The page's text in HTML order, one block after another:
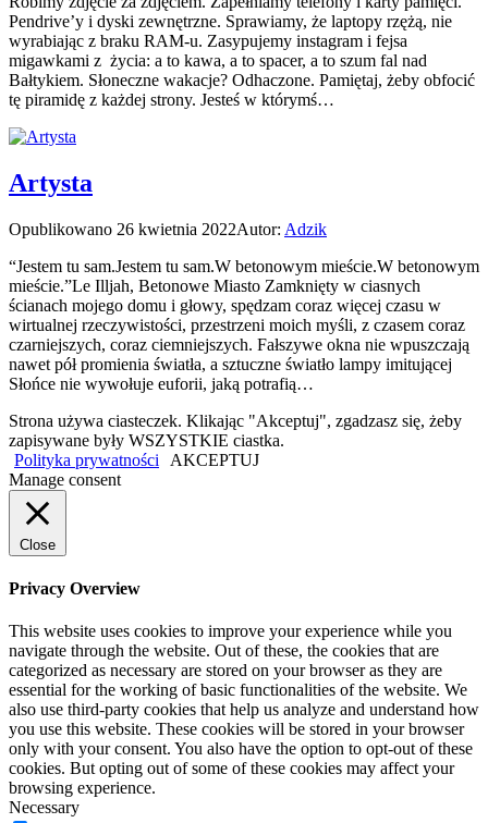
Pendrive’y i dyski zewnętrzne. Sprawiamy, że laptopy rzężą, nie
wyrabiając z braku RAM-u. Zasypujemy instagram i fejsa
migawkami z życia: a to kawa, a to spacer, a to szum fal nad
Bałtykiem. Słoneczne wakacje? Odhaczone. Pamiętaj, żeby obfocić
tę piramidę z każdej strony. Jesteś w którymś…
Artysta
Opublikowano 26 kwietnia 2022Autor: Adzik
“Jestem tu sam.Jestem tu sam.W betonowym mieście.W betonowym
mieście.”Le Illjah, Betonowe Miasto Zamknięty w ciasnych
ścianach mojego domu i głowy, spędzam coraz więcej czasu w
wirtualnej rzeczywistości, przestrzeni moich myśli, z czasem coraz
czarniejszych, coraz ciemniejszych. Fałszywe okna nie wpuszczają
nawet pół promienia światła, a sztuczne światło lampy imitującej
Słońce nie wywołuje euforii, jaką potrafią…
Strona używa ciasteczek. Klikając "Akceptuj", zgadzasz się, żeby
zapisywane były WSZYSTKIE ciastka.
Polityka prywatności
AKCEPTUJ
Manage consent
Close
Privacy Overview
This website uses cookies to improve your experience while you
navigate through the website. Out of these, the cookies that are
categorized as necessary are stored on your browser as they are
essential for the working of basic functionalities of the website. We
also use third-party cookies that help us analyze and understand how
you use this website. These cookies will be stored in your browser
only with your consent. You also have the option to opt-out of these
cookies. But opting out of some of these cookies may affect your
browsing experience.
Necessary